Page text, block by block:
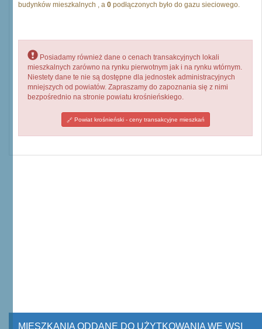
budynków mieszkalnych , a 0 podłączonych było do gazu sieciowego.
Posiadamy również dane o cenach transakcyjnych lokali
mieszkalnych zarówno na rynku pierwotnym jak i na rynku wtórnym.
Niestety dane te nie są dostępne dla jednostek administracyjnych
mniejszych od powiatów. Zapraszamy do zapoznania się z nimi
bezpośrednio na stronie powiatu krośnieńskiego.
Powiat krośnieński - ceny transakcyjne mieszkań
MIESZKANIA ODDANE DO UŻYTKOWANIA WE WSI